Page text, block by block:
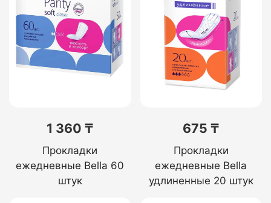
1 360 ₸
Прокладки
ежедневные Bella 60
штук
675 ₸
Прокладки
ежедневные Bella
удлиненные 20 штук